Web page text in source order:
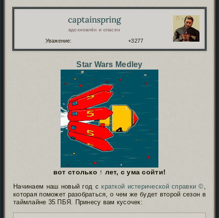
captainspring
вдохновлён и опасен
Уважение: +3277
Star Wars Medley
вот столько ↑ лет, с ума сойти!
Начинаем наш новый год скраткой истерической справки ©
которая поможет разобраться, о чем же будет второй сезон в
таймлайне 35 ПБЯ. Принесу вам кусочек: